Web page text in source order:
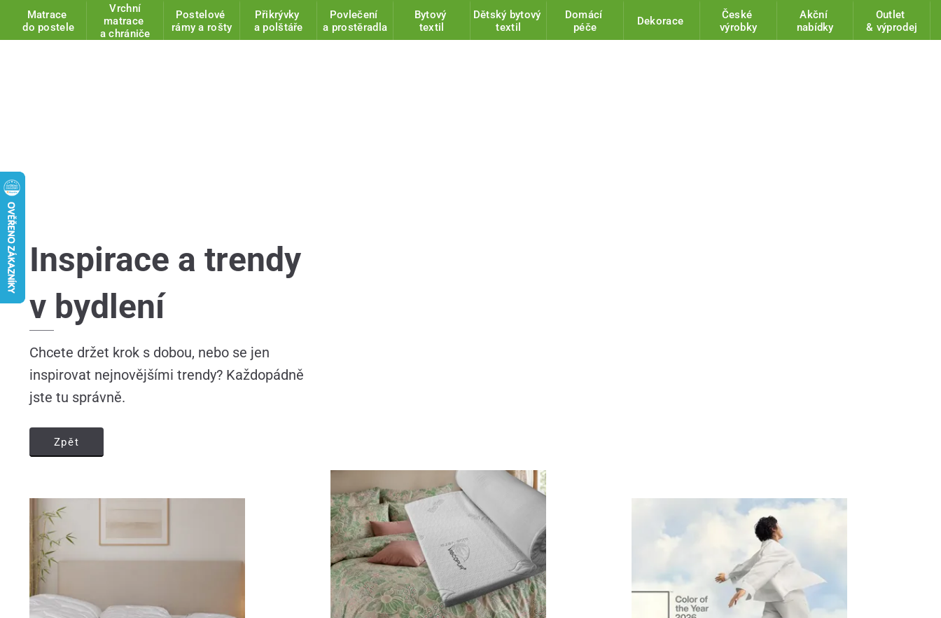
Matrace
do postele
Vrchní
matrace
a chrániče
Postelové
rámy a rošty
Přikrývky
a polštáře
Povlečení
a prostěradla
Bytový
textil
Dětský bytový
textil
Domácí
péče
Dekorace
České
výrobky
Akční
nabídky
Outlet
& výprodej
Inspirace a trendy
v bydlení
Chcete držet krok s dobou, nebo se jen
inspirovat nejnovějšími trendy? Každopádně
jste tu správně.
Zpět